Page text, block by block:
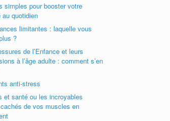
simples pour booster votre
au quotidien
limitantes : laquelle vous
?
de l’Enfance et leurs
à l’âge adulte : comment s’en
anti-stress
et santé ou les incroyables
de vos muscles en